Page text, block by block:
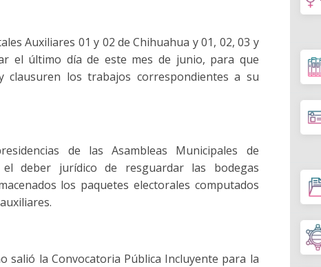
Auxiliares 01 y 02 de Chihuahua y 01, 02, 03 y
el último día de este mes de junio, para que
los trabajos correspondientes a su
de las Asambleas Municipales de
el deber jurídico de resguardar las bodegas
los paquetes electorales computados
salió la Convocatoria Pública Incluyente para la